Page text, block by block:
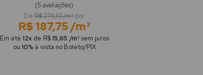
(5 avaliações)
De R$ 276,10 /m² por
R$ 187,75 /m²
Em até 12x de R$15,65 /m² sem juros
ou 10% à vista no Boleto/PIX